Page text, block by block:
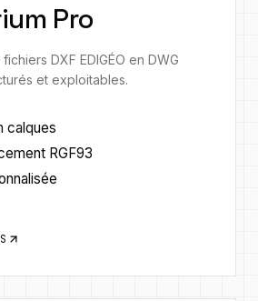
Pro
DXF EDIGÉO en DWG
et exploitables.
calques
RGF93